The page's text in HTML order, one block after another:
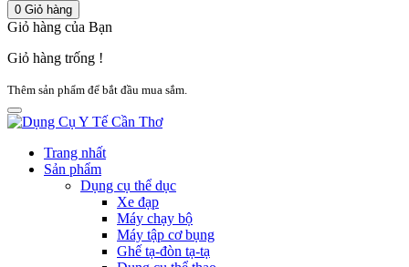
0 Giỏ hàng
Giỏ hàng của Bạn
Giỏ hàng trống !
Thêm sản phẩm để bắt đầu mua sắm.
Trang nhất
Sản phẩm
Dụng cụ thể dục
Xe đạp
Máy chạy bộ
Máy tập cơ bụng
Ghế tạ-đòn tạ-tạ